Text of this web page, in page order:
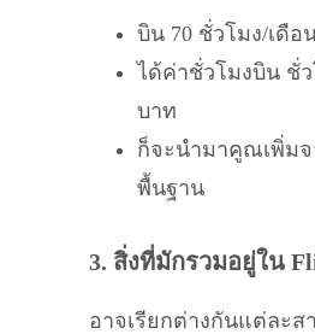
บิน 70 ชั่วโมง/เดือ
ได้ค่าชั่วโมงบิน ชั่
บาท
ก็จะนำมาคูณเพิ่มจ
พื้นฐาน
3. สิ่งที่มักรวมอยู่ใน
อาจเรียกต่างกันแต่ละส